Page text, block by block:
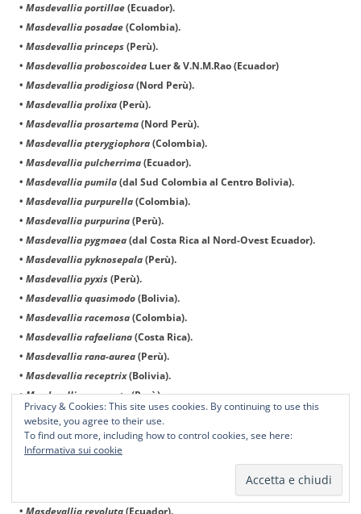
• Masdevallia portillae (Ecuador).
• Masdevallia posadae (Colombia).
• Masdevallia princeps (Perù).
• Masdevallia proboscoidea Luer & V.N.M.Rao (Ecuador)
• Masdevallia prodigiosa (Nord Perù).
• Masdevallia prolixa (Perù).
• Masdevallia prosartema (Nord Perù).
• Masdevallia pterygiophora (Colombia).
• Masdevallia pulcherrima (Ecuador).
• Masdevallia pumila (dal Sud Colombia al Centro Bolivia).
• Masdevallia purpurella (Colombia).
• Masdevallia purpurina (Perù).
• Masdevallia pygmaea (dal Costa Rica al Nord-Ovest Ecuador).
• Masdevallia pyknosepala (Perù).
• Masdevallia pyxis (Perù).
• Masdevallia quasimodo (Bolivia).
• Masdevallia racemosa (Colombia).
• Masdevallia rafaeliana (Costa Rica).
• Masdevallia rana-aurea (Perù).
• Masdevallia receptrix(Bolivia).
•Masdevallia recurvata(Perù).
•Masdevallia regina (Perù).
•Masdevallia reichenbachiana(Costa Rica).
•Masdevallia renzii(Colombia).
• Masdevallia revoluta (Ecuador).
Privacy & Cookies: This site uses cookies. By continuing to use this
website, you agree to their use.
To find out more, including how to control cookies, see here:
Informativa sui cookie